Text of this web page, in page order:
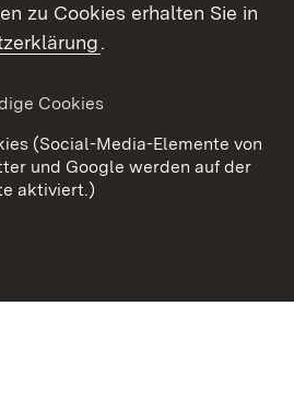
Datenschutz
Cookies
zu Cookies erhalten Sie in
.
Cookies
(Social-Media-Elemente von
und Google werden auf der
aktiviert.)